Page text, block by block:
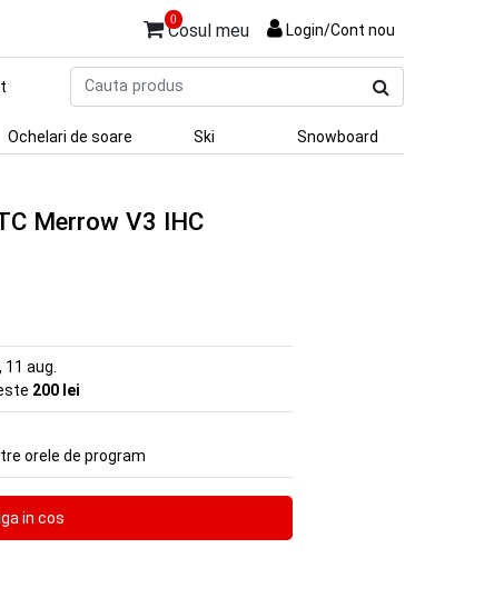
0
Cosul meu Login/Cont nou
produs
Ochelari de soare Ski Snowboard
Merrow V3 IHC
aug.
200 lei
orele de program